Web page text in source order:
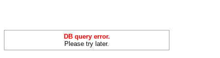
DB query error.
Please try later.